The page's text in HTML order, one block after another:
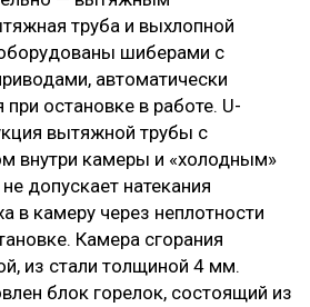
труба и выхлопной
шиберами с
автоматически
остановке в работе. U-
вытяжной трубы с
внутри камеры и «холодным»
допускает натекания
в камеру через неплотности
Камера сгорания
из стали толщиной 4 мм.
блок горелок, состоящий из